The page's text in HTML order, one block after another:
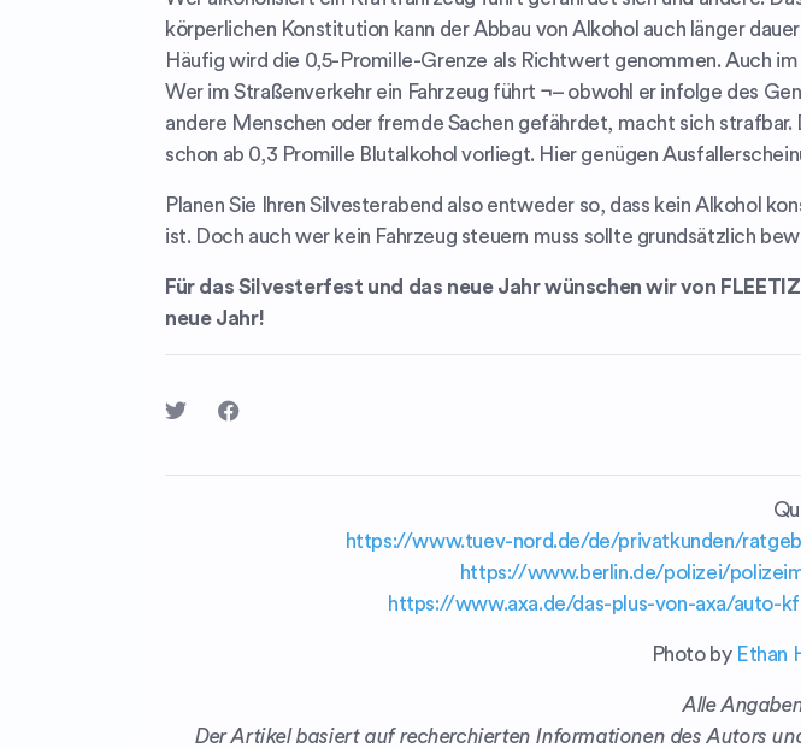
körperlichen Konstitution kann der Abbau von Alkohol auch länger
Häufig wird die 0,5-Promille-Grenze als Richtwert genommen. Auch
Wer im Straßenverkehr ein Fahrzeug führt ¬– obwohl er infolge des
andere Menschen oder fremde Sachen gefährdet, macht sich
schon ab 0,3 Promille Blutalkohol vorliegt. Hier genügen
Planen Sie Ihren Silvesterabend also entweder so, dass kein Alkohol
ist. Doch auch wer kein Fahrzeug steuern muss sollte grundsätzlich
Für das Silvesterfest und das neue Jahr wünschen wir von
neue Jahr!
https://www.tuev-nord.de/de/privatkunden/
https://www.berlin.de/polizei/
https://www.axa.de/das-plus-von-axa/auto-
Photo by Ethan
Alle
Der Artikel basiert auf recherchierten Informationen des Autors